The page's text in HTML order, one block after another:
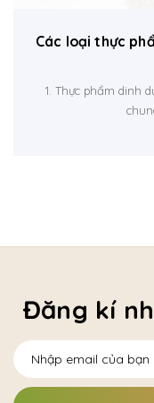
Các loại thực
1. Thực phẩm dinh
Đăng kí